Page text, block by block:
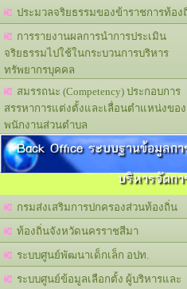
ประมวลจริยธรรมของข้าราชการท้อง
การรายงานผลการนำการประเมิน
จริยธรรมไปใช้ในกระบวนการบริหาร
ทรัพยากรบุคคล
สมรรถนะ (Competency) ประกอบการ
สรรหาการแต่งตั้งและเลื่อนตำแหน่งของ
พนักงานส่วนตำบล
Back Office ระบบฐานข้อมูลก
บริหารจัดก
กรมส่งเสริมการปกครองส่วนท้องถิ่น
ท้องถิ่นจังหวัดนครราชสีมา
ระบบศูนย์พัฒนาเด็กเล็ก อปท.
ระบบศูนย์ข้อมูลเลือกตั้ง ผู้บริหารและ